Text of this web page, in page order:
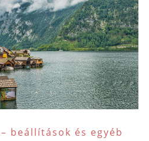
beállítások és egyéb